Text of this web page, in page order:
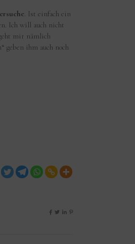
. Ist einfach ein
Ich will auch nicht
mir nämlich
geben ihm auch noch